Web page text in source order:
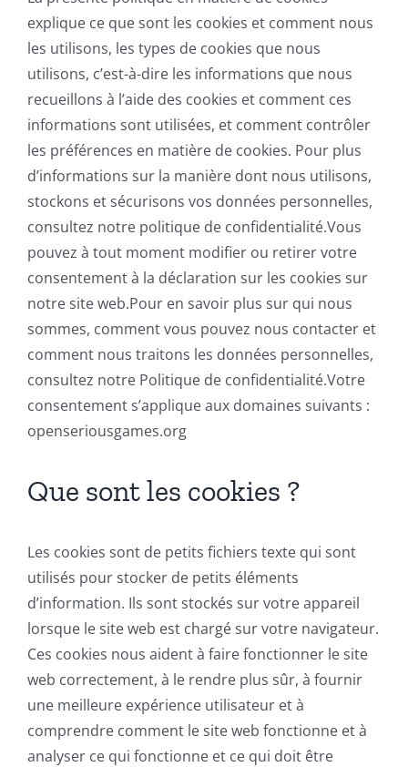
explique ce que sont les cookies et comment nous
les utilisons, les types de cookies que nous
utilisons, c’est-à-dire les informations que nous
recueillons à l’aide des cookies et comment ces
informations sont utilisées, et comment contrôler
les préférences en matière de cookies. Pour plus
d’informations sur la manière dont nous utilisons,
stockons et sécurisons vos données personnelles,
consultez notre politique de confidentialité.Vous
pouvez à tout moment modifier ou retirer votre
consentement à la déclaration sur les cookies sur
notre site web.Pour en savoir plus sur qui nous
sommes, comment vous pouvez nous contacter et
comment nous traitons les données personnelles,
consultez notre Politique de confidentialité.Votre
consentement s’applique aux domaines suivants :
openseriousgames.org
Que sont les cookies ?
Les cookies sont de petits fichiers texte qui sont
utilisés pour stocker de petits éléments
d’information. Ils sont stockés sur votre appareil
lorsque le site web est chargé sur votre navigateur.
Ces cookies nous aident à faire fonctionner le site
web correctement, à le rendre plus sûr, à fournir
une meilleure expérience utilisateur et à
comprendre comment le site web fonctionne et à
analyser ce qui fonctionne et ce qui doit être